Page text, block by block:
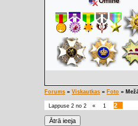
Forums » Viskautkas » Foto »
Lappuse 2 no 2 « 1 2